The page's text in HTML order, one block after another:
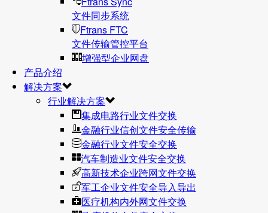
文件同步系统
Ftrans FTC
文件传输管控平台
增强型企业网盘
产品介绍
解决方案
行业解决方案
集成电路行业文件交换
金融行业信创文件安全传输
金融行业文件安全交换
汽车制造业文件安全交换
高新技术企业跨网文件交换
军工企业文件安全导入导出
医疗机构内外网文件交换